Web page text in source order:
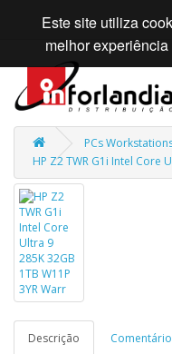
PCs
HP Z2 TWR G1i Intel Core
Descrição
Este site utiliza
melhor